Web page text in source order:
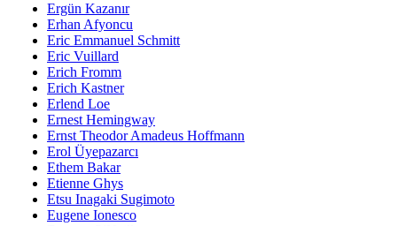
Ergün Kazanır
Erhan Afyoncu
Eric Emmanuel Schmitt
Eric Vuillard
Erich Fromm
Erich Kastner
Erlend Loe
Ernest Hemingway
Ernst Theodor Amadeus Hoffmann
Erol Üyepazarcı
Ethem Bakar
Etienne Ghys
Etsu Inagaki Sugimoto
Eugene Ionesco